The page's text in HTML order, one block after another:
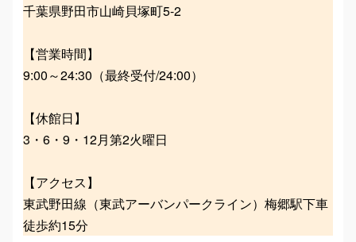
千葉県野田市山崎貝塚町5-2
【営業時間】
9:00～24:30（最終受付/24:00）
【休館日】
3・6・9・12月第2火曜日
【アクセス】
東武野田線（東武アーバンパークライン）梅郷駅下車
徒歩約15分